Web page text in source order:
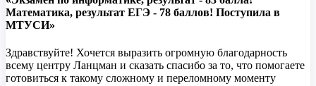
Математика, результат ЕГЭ - 78 баллов! Поступила в
МТУСИ»
Здравствуйте! Хочется выразить огромную благодарность
всему центру Ланцман и сказать спасибо за то, что помогаете
готовиться к такому сложному и переломному моменту